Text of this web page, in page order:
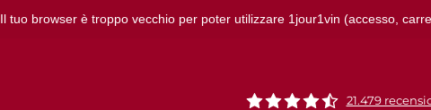
Il tuo browser è troppo vecchio per poter utilizzare 1jour1vin (accesso,
21.479